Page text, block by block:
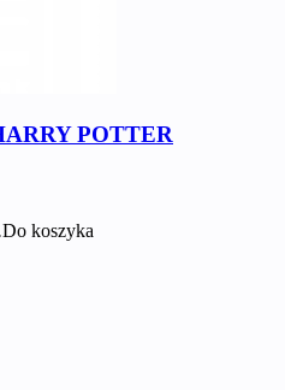
POTTER
Do koszyka